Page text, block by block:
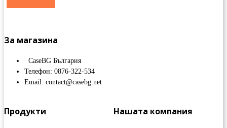
За магазина
CaseBG България
Телефон: 0876-322-534
Email: contact@casebg.net
Продукти Нашата компания